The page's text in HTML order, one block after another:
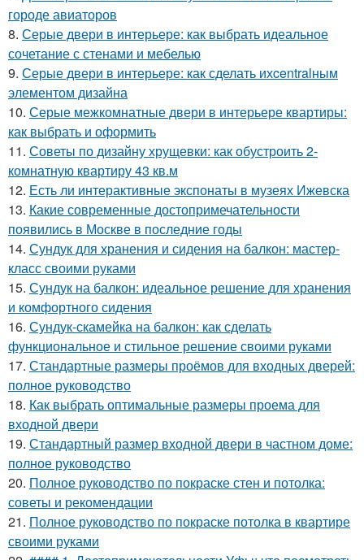
городе авиаторов
8. Серые двери в интерьере: как выбрать идеальное
сочетание с стенами и мебелью
9. Серые двери в интерьере: как сделать ихcentralным
элементом дизайна
10. Серые межкомнатные двери в интерьере квартиры:
как выбрать и оформить
11. Советы по дизайну хрущевки: как обустроить 2-
комнатную квартиру 43 кв.м
12. Есть ли интерактивные экспонаты в музеях Ижевска
13. Какие современные достопримечательности
появились в Москве в последние годы
14. Сундук для хранения и сидения на балкон: мастер-
класс своими руками
15. Сундук на балкон: идеальное решение для хранения
и комфортного сидения
16. Сундук-скамейка на балкон: как сделать
функциональное и стильное решение своими руками
17. Стандартные размеры проёмов для входных дверей:
полное руководство
18. Как выбрать оптимальные размеры проема для
входной двери
19. Стандартный размер входной двери в частном доме:
полное руководство
20. Полное руководство по покраске стен и потолка:
советы и рекомендации
21. Полное руководство по покраске потолка в квартире
своими руками